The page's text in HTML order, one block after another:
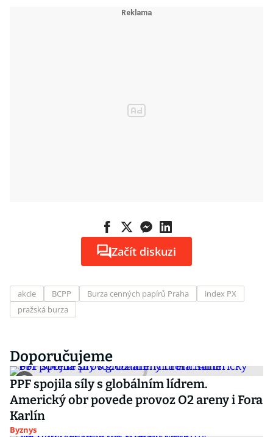
Začít diskuzi
akcie BCPP Burza cenných papírů Praha
index PX
pražská burza
Doporučujeme
PPF spojila síly s globálním lídrem.
Americký obr povede provoz O2 areny i Fora
Karlín
Byznys